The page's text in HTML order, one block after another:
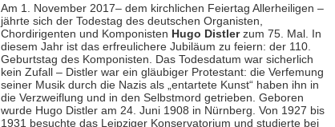
Am 1. November 2017– dem kirchlichen Feiertag Allerheiligen –
jährte sich der Todestag des deutschen Organisten,
Chordirigenten und Komponisten Hugo Distlerzum 75. Mal. In
diesem Jahr ist das erfreulichere Jubiläum zu feiern: der 110.
Geburtstag des Komponisten. Das Todesdatum war sicherlich
kein Zufall – Distler war ein gläubiger Protestant: die Verfemung
seiner Musik durch die Nazis als „entartete Kunst“ haben ihn in
die Verzweiflung und in den Selbstmord getrieben. Geboren
wurde Hugo Distler am 24. Juni 1908 in Nürnberg. Von 1927 bis
1931 besuchte das Leipziger Konservatorium und studierte bei